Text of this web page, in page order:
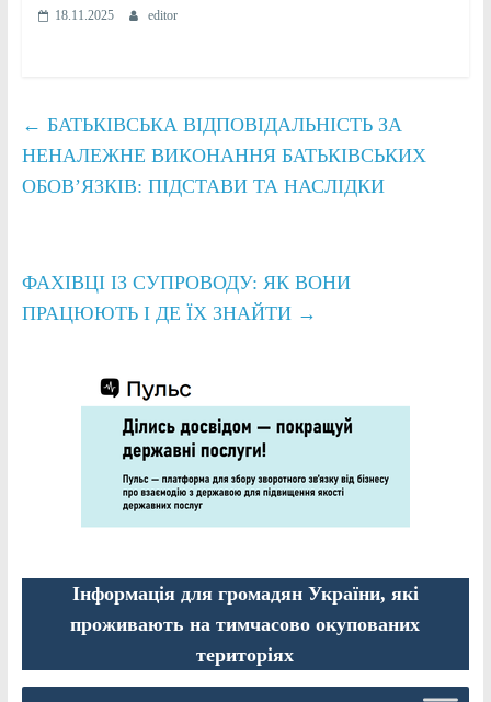
18.11.2025 editor
← БАТЬКІВСЬКА ВІДПОВІДАЛЬНІСТЬ ЗА
НЕНАЛЕЖНЕ ВИКОНАННЯ БАТЬКІВСЬКИХ
ОБОВʼЯЗКІВ: ПІДСТАВИ ТА НАСЛІДКИ
ФАХІВЦІ ІЗ СУПРОВОДУ: ЯК ВОНИ
ПРАЦЮЮТЬ І ДЕ ЇХ ЗНАЙТИ →
Інформація для громадян України, які
проживають на тимчасово окупованих
територіях